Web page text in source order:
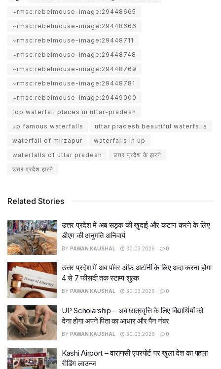
~rmsc:rebelmouse-image:29448665
~rmsc:rebelmouse-image:29448666
~rmsc:rebelmouse-image:29448711
~rmsc:rebelmouse-image:29448748
~rmsc:rebelmouse-image:29448769
~rmsc:rebelmouse-image:29448781
~rmsc:rebelmouse-image:29449000
top waterfall places in uttar-pradesh
up famous waterfalls
uttar pradesh beautiful waterfalls
waterfall of mirzapur
waterfalls in up
waterfalls of uttar pradesh
उत्तर प्रदेश के झरने
उत्तर प्रदेश झरने
Related Stories
उत्तर प्रदेश में अब सड़क की खुदाई और कटान करने के लिए
डीएम की अनुमति अनिवार्य
BY PAWAN KAUSHAL 30.03.2026 0
उत्तर प्रदेश में अब पॉवर ऑफ़ अटॉर्नी के लिए अदा करना होगा
4 से 7 फीसदी तक स्टाम्प शुल्क
BY PAWAN KAUSHAL 30.03.2026 0
UP Scholarship – अब छात्रवृत्ति के लिए विद्यार्थियों को
देना होगा अपने पिता का आधार और पैन नंबर
BY PAWAN KAUSHAL 30.03.2026 0
Kashi Airport – वाराणसी एयरपोर्ट पर खुला देश का पहला
रीडिंग लाउन्ज